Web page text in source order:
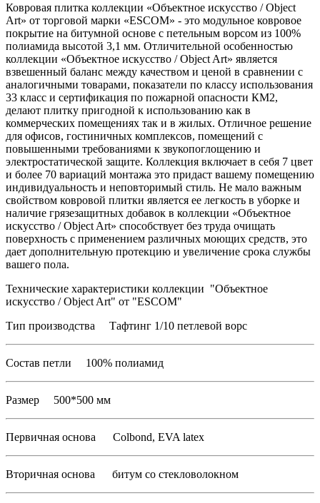
Ковровая плитка коллекции «Объектное искусство / Object
Art» от торговой марки «ESCOM» - это модульное ковровое
покрытие на битумной основе с петельным ворсом из 100%
полиамида высотой 3,1 мм. Отличительной особенностью
коллекции «Объектное искусство / Object Art» является
взвешенный баланс между качеством и ценой в сравнении с
аналогичными товарами, показатели по классу использования
33 класс и сертификация по пожарной опасности КМ2,
делают плитку пригодной к использованию как в
коммерческих помещениях так и в жилых. Отличное решение
для офисов, гостиничных комплексов, помещений с
повышенными требованиями к звукопоглощению и
электростатической защите. Коллекция включает в себя 7 цвет
и более 70 вариаций монтажа это придаст вашему помещению
индивидуальность и неповторимый стиль. Не мало важным
свойством ковровой плитки является ее легкость в уборке и
наличие грязезащитных добавок в коллекции «Объектное
искусство / Object Art» способствует без труда очищать
поверхность с применением различных моющих средств, это
дает дополнительную протекцию и увеличение срока службы
вашего пола.
Технические характеристики коллекции "Объектное
искусство / Object Art" от "ESCOM"
Тип производства Тафтинг 1/10 петлевой ворс
Состав петли 100% полиамид
Размер 500*500 мм
Первичная основа Colbond, EVA latex
Вторичная основа битум со стекловолокном